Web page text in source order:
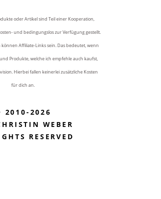
oder Artikel sind Teil einer Kooperation,
und bedingungslos zur Verfügung gestellt.
Affiliate-Links sein. Das bedeutet, wenn
Produkte, welche ich empfehle auch kaufst,
Hierbei fallen keinerlei zusätzliche Kosten
für dich an.
2010-2026
WEBER
RESERVED